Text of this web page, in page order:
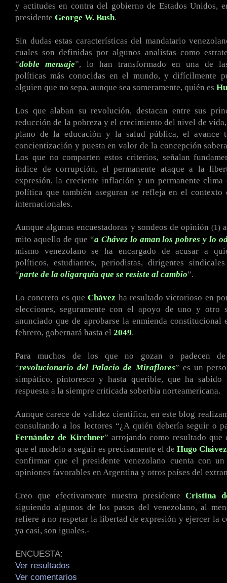
y actitudes en contra del gobierno de Estados Unidos,
presidente George W. Bush.
Sin dudas estas características del mandatario
cuales son definidas por algunos analistas como
“doble mensaje”, lo han transformado en una de
políticas más conocidas en el mundo, y difícilmente
alguien que no sepa, aunque sea someramente, quién es
Los que alaban su revolución, destacan entre sus
reducción de la pobreza y el crecimiento del nivel de
plano de la educación y la salud pública, el avance
concientización y puesta en valor de la concepción
Los que no comparten estos criterios, señalan
índice de corrupción, el permanente ataque a la
expresión, la creciente inflación y un permanente
política que también aseguran se refleja en el contexto
internacionales.
Aunque algunas encuestadoras y sondeos de opinión(1)
mito aquello de que “a Chávez lo aman los pobres y lo
mismo venezolano se ha encargado de acusar a
políticos, estudiantes, periodistas, dirigentes
“parte de la oligarquía que se resiste al cambio”.
Lo concreto es queChávez ha resultado victorioso en
elecciones, seguramente con el apoyo de uno y otro
anunciado que de aprobarse la enmienda
febrero, gobernará hasta el 2049.
Para muchos de los que no gozan o padecen
“revolucionario del Palacio de Miraflores” es un
simpático, pintoresco y hasta querible, que ha sabido
respuesta a la siempre criticada soberbia norteamericana.
Aunque carece de validez científica, en este blog
consultando a los lectores “¿A quién debería seguir o
Fernández de Kirchner” arrojando como resultado
que el modelo a seguir es precisamente el de Hugo Chávez
confirmar que el presidente venezolano cuenta con
opiniones favorables en Argentina y otros países del
Creo que efectivamente nuestra presidente Cristina
siguiendo algunos de los pasos del venezolano, al
refiere a no respetar la libertad de expresión y ejercer la
ya casi, son iguales.-
ENCUESTA:
Ver resultados
Ver comentarios